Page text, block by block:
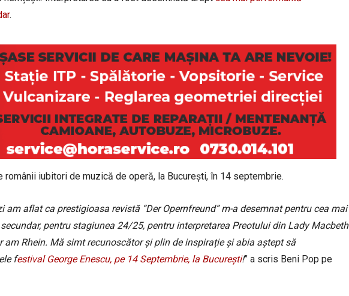
.
iubitori de muzică de operă, la București, în 14 septembrie.
am aflat ca prestigioasa revistă “Der Opernfreund” m-a desemnat pentru cea mai
pentru stagiunea 24/25, pentru interpretarea Preotului din Lady Macbeth
am Rhein. Mă simt recunoscător și plin de inspirație și abia aștept să
festival George Enescu, pe 14 Septembrie, la București!” a scris Beni Pop pe